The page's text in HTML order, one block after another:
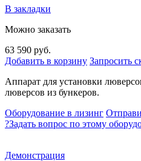
В закладки
Можно заказать
63 590 руб.
Добавить в корзину Запросить
Аппарат для установки
люверсов из бункеров.
Оборудование в лизинг
?Задать вопрос по этому
Демонстрация